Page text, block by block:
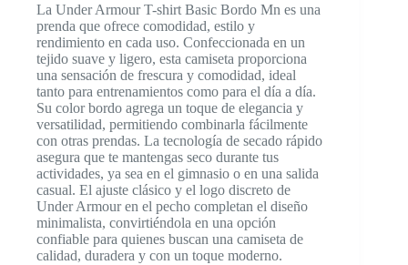
La Under Armour T-shirt Basic Bordo Mn es una
prenda que ofrece comodidad, estilo y
rendimiento en cada uso. Confeccionada en un
tejido suave y ligero, esta camiseta proporciona
una sensación de frescura y comodidad, ideal
tanto para entrenamientos como para el día a día.
Su color bordo agrega un toque de elegancia y
versatilidad, permitiendo combinarla fácilmente
con otras prendas. La tecnología de secado rápido
asegura que te mantengas seco durante tus
actividades, ya sea en el gimnasio o en una salida
casual. El ajuste clásico y el logo discreto de
Under Armour en el pecho completan el diseño
minimalista, convirtiéndola en una opción
confiable para quienes buscan una camiseta de
calidad, duradera y con un toque moderno.